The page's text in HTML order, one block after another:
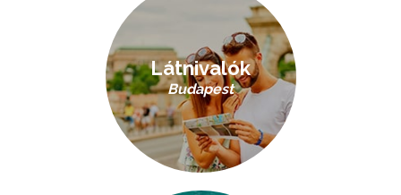
Látnivalók
Budapest